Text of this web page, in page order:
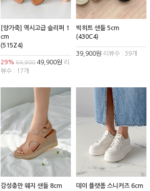
[양가죽] 역시고급 슬리퍼 1
cm
(515Z4)
29% 69,90049,900원 리
뷰수 : 17개
빅히트 샌들 5cm
(430C4)
39,900원 리뷰수 : 39개
감성충만 웨지 샌들 8cm
데이 플랫폼 스니커즈 6cm